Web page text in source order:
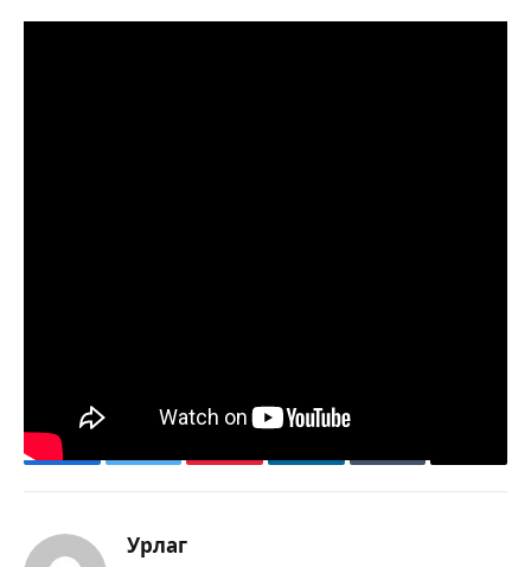
FacebookTwitter Pinterest LinkedInTumblr Имэйл
Урлаг